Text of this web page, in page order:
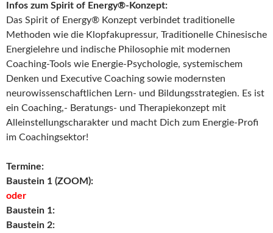
Infos zum Spirit of Energy®-Konzept:
Das Spirit of Energy® Konzept verbindet traditionelle
Methoden wie die Klopfakupressur, Traditionelle Chinesische
Energielehre und indische Philosophie mit modernen
Coaching-Tools wie Energie-Psychologie, systemischem
Denken und Executive Coaching sowie modernsten
neurowissenschaftlichen Lern- und Bildungsstrategien. Es ist
ein Coaching,- Beratungs- und Therapiekonzept mit
Alleinstellungscharakter und macht Dich zum Energie-Profi
im Coachingsektor!
Termine:
Baustein 1 (ZOOM):
oder
Baustein 1:
Baustein 2: